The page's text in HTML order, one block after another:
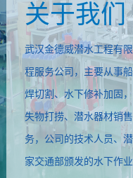
关于我们
武汉金德威潜水工程有
程服务公司，主要从事
焊切割、水下修补加固
失物打捞、潜水器材销
务，公司的技术人员、
家交通部颁发的水下作